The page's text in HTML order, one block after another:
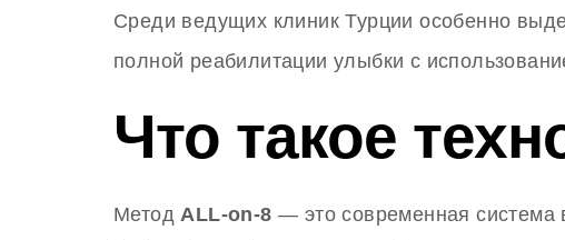
Среди ведущих клиник Турции особенно
полной реабилитации улыбки с
Что такое
Метод ALL-on-8 — это современная система